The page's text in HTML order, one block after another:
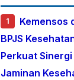
1
Kemensos
BPJS
Perkuat Sinergi
Jaminan